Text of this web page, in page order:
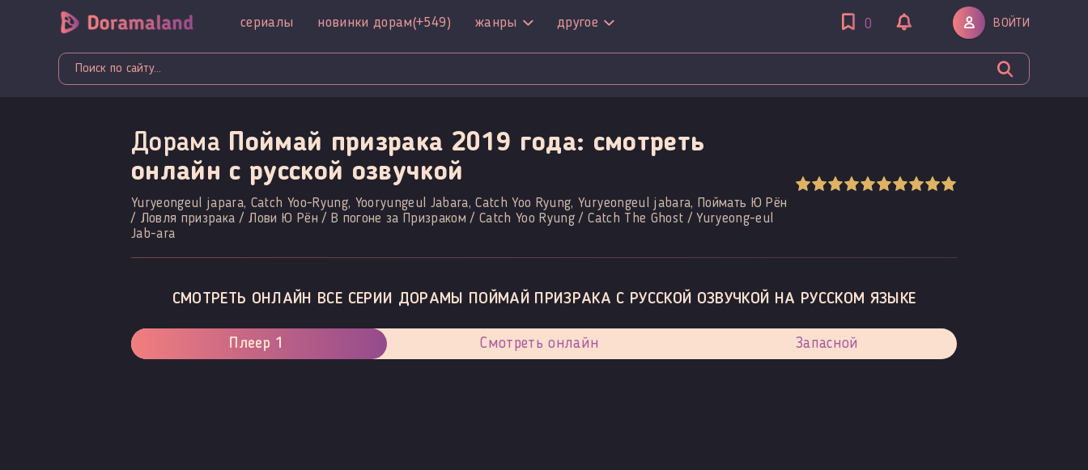
сериалы новинки дорам(+549) жанры другое 0 ВОЙТИ
Дорама Поймай призрака 2019 года: смотреть
онлайн c русской озвучкой
Yuryeongeul japara, Catch Yoo-Ryung, Yooryungeul Jabara, Catch Yoo Ryung, Yuryeongeul jabara, Поймать Ю Рён
/ Ловля призрака / Лови Ю Рён / В погоне за Призраком / Catch Yoo Ryung / Catch The Ghost / Yuryeong-eul
Jab-ara
СМОТРЕТЬ ОНЛАЙН ВСЕ СЕРИИ ДОРАМЫ ПОЙМАЙ ПРИЗРАКА С РУССКОЙ ОЗВУЧКОЙ НА РУССКОМ ЯЗЫКЕ
Плеер 1 Смотреть онлайн Запасной